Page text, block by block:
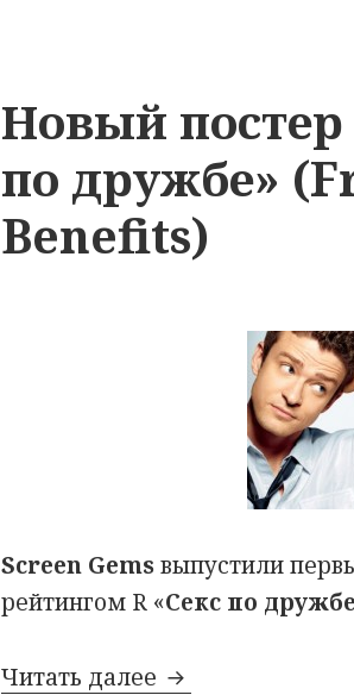
Новый
по дружбе»
Benefits)
Screen Gemsвыпустили
рейтингом R «Секс по дружбе
Читать далее Новый постер